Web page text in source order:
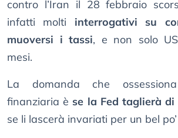
contro l’Iran il 28 febbraio
infatti molti interrogativi su
muoversi i tassi, e non solo
mesi.
La domanda che
finanziaria è se la Fed taglierà
se li lascerà invariati per un bel